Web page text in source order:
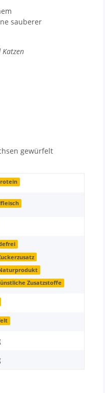
sauberer
gewürfelt
Zusatzstoffe